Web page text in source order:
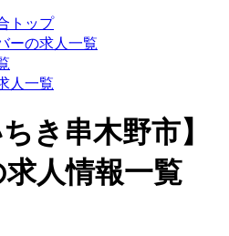
トップ
ーの求人一覧
人一覧
き串木野市】
求人情報一覧